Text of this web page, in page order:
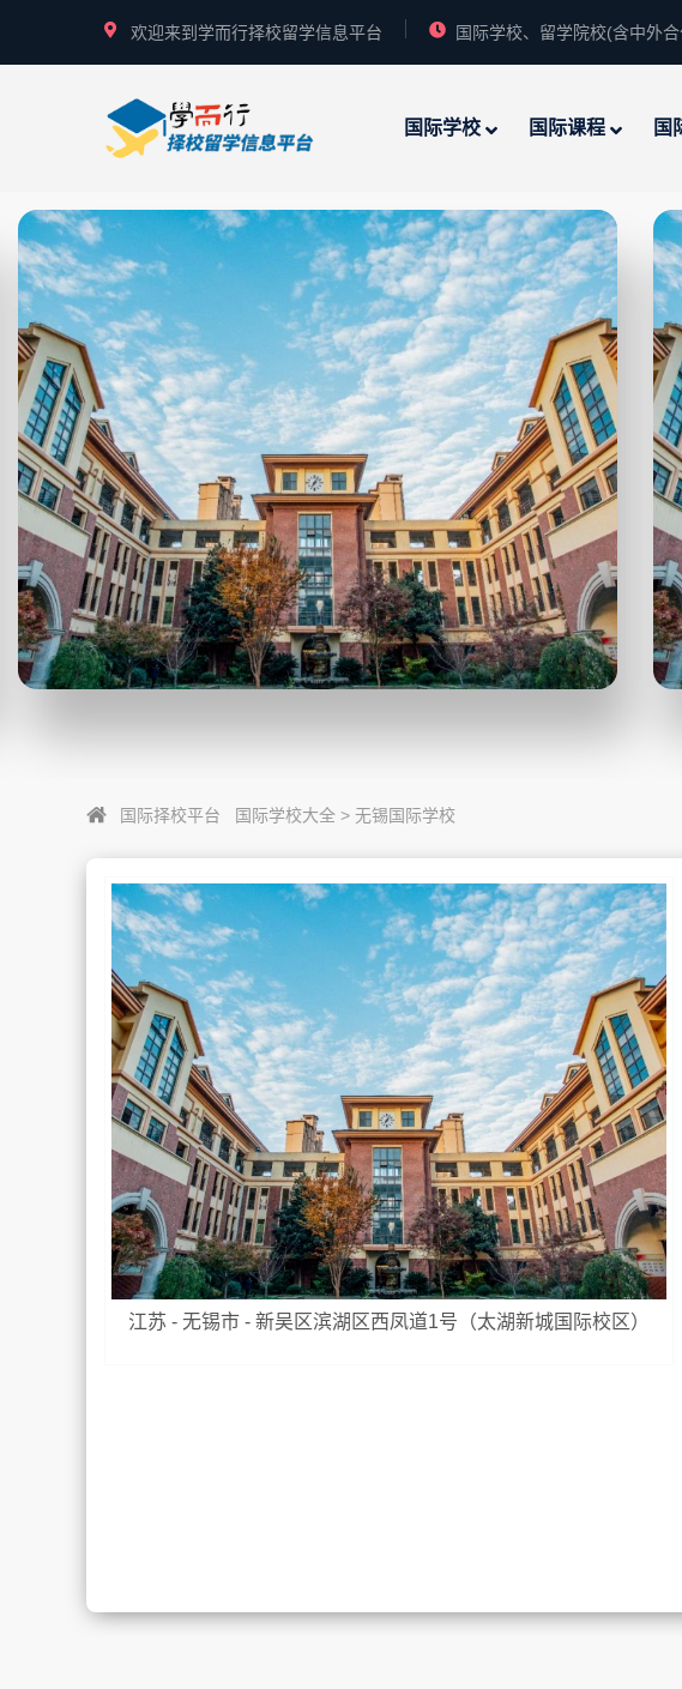
欢迎来到学而行择校留学信息平台 国际学校、留学院校(含中外
国际学校 国际课程 国
国际择校平台 国际学校大全 > 无锡国际学校
江苏 - 无锡市 - 新吴区滨湖区西凤道1号（太湖新城国际校区）